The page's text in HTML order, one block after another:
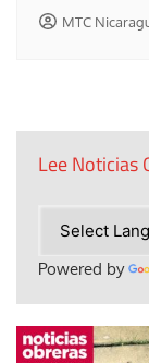
MTC
Lee Noticias
Powered by